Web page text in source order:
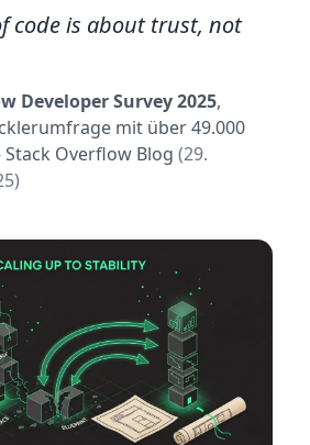
code is about trust, not
Developer Survey 2025,
mit über 49.000
Stack Overflow Blog (29.